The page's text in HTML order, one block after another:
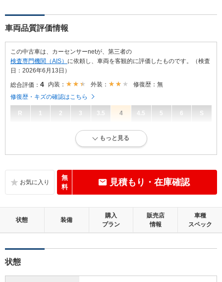
車両品質評価情報
この中古車は、カーセンサーnetが、第三者の
検査専門機関（AIS） に依頼し、車両を客観的に評価したものです。（検査
日：2026年6月13日）
総合評価： 4 内装： 外装：
修復歴：無
修復歴・キズの確認はこちら
R 1 2 3 3.5 4 4.5 5 6 S
内外装に目立たない多少のキズ、ヘコミが認められる状態です。
目立たない軽微なダメージはありますが、良好な状態です。
修復歴：無
もっと見る
無
料
見積もり・在庫確認
状態 装備
購入
プラン
販売店
情報
車種
スペック
状態